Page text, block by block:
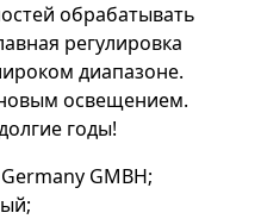
обрабатывать
регулировка
диапазоне.
освещением.
годы!
GMBH;